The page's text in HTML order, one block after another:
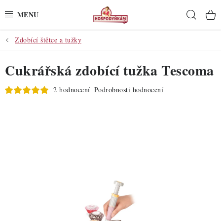
na
POTŘEBY
POMŮCKY
SUROVINY
Zdobící štětce a tužky
Cukrářská zdobící tužka Tescoma
2 hodnocení Podrobnosti hodnocení